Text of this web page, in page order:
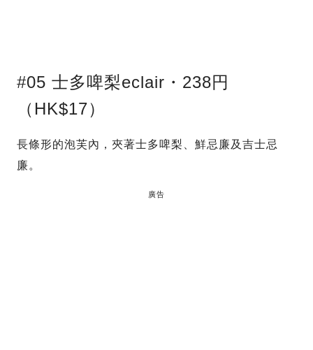
#05 士多啤梨eclair・238円
（HK$17）
長條形的泡芙內，夾著士多啤梨、鮮忌廉及吉士忌
廉。
廣告